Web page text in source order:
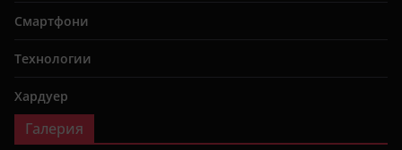
Смартфони
Технологии
Хардуер
Галерия